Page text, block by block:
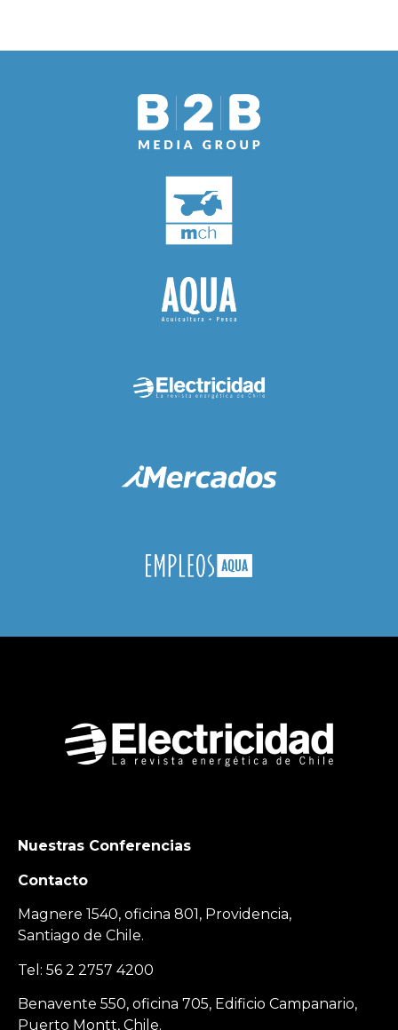
Nuestras Conferencias
Contacto
Magnere 1540, oficina 801, Providencia,
Santiago de Chile.
Tel: 56 2 2757 4200
Benavente 550, oficina 705, Edificio Campanario,
Puerto Montt, Chile.